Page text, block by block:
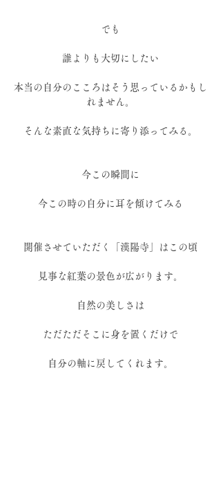
でも
誰よりも大切にしたい
本当の自分のこころはそう思っているかもし
れません。
そんな素直な気持ちに寄り添ってみる。
今この瞬間に
今この時の自分に耳を傾けてみる
開催させていただく「漢陽寺」はこの頃
見事な紅葉の景色が広がります。
自然の美しさは
ただただそこに身を置くだけで
自分の軸に戻してくれます。